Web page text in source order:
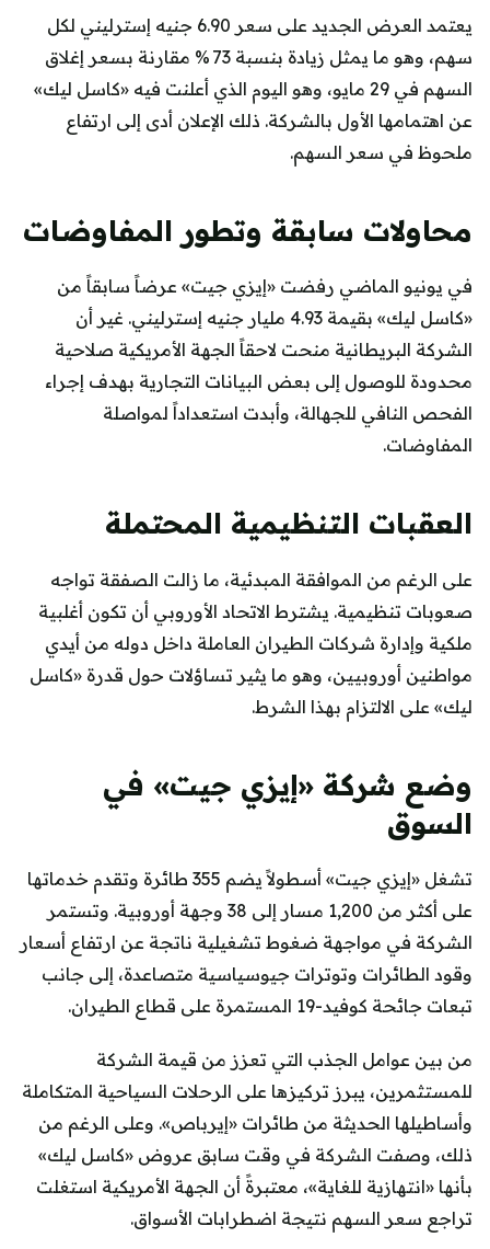
يعتمد العرض الجديد على سعر 6.90 جنيه إسترليني لكل
سهم، وهو ما يمثل زيادة بنسبة 73 % مقارنة بسعر إغلاق
السهم في 29 مايو، وهو اليوم الذي أعلنت فيه «كاسل ليك»
عن اهتمامها الأول بالشركة. ذلك الإعلان أدى إلى ارتفاع
ملحوظ في سعر السهم.
محاولات سابقة وتطور المفاوضات
في يونيو الماضي رفضت «إيزي جيت» عرضاً سابقاً من
«كاسل ليك» بقيمة 4.93 مليار جنيه إسترليني. غير أن
الشركة البريطانية منحت لاحقاً الجهة الأمريكية صلاحية
محدودة للوصول إلى بعض البيانات التجارية بهدف إجراء
الفحص النافي للجهالة، وأبدت استعداداً لمواصلة
المفاوضات.
العقبات التنظيمية المحتملة
على الرغم من الموافقة المبدئية، ما زالت الصفقة تواجه
صعوبات تنظيمية. يشترط الاتحاد الأوروبي أن تكون أغلبية
ملكية وإدارة شركات الطيران العاملة داخل دوله من أيدي
مواطنين أوروبيين، وهو ما يثير تساؤلات حول قدرة «كاسل
ليك» على الالتزام بهذا الشرط.
وضع شركة «إيزي جيت» في
السوق
تشغل «إيزي جيت» أسطولاً يضم 355 طائرة وتقدم خدماتها
على أكثر من 1,200 مسار إلى 38 وجهة أوروبية. وتستمر
الشركة في مواجهة ضغوط تشغيلية ناتجة عن ارتفاع أسعار
وقود الطائرات وتوترات جيوسياسية متصاعدة، إلى جانب
تبعات جائحة كوفيد-19 المستمرة على قطاع الطيران.
من بين عوامل الجذب التي تعزز من قيمة الشركة
للمستثمرين، يبرز تركيزها على الرحلات السياحية المتكاملة
وأساطيلها الحديثة من طائرات «إيرباص». وعلى الرغم من
ذلك، وصفت الشركة في وقت سابق عروض «كاسل ليك»
بأنها «انتهازية للغاية»، معتبرةً أن الجهة الأمريكية استغلت
تراجع سعر السهم نتيجة اضطرابات الأسواق.